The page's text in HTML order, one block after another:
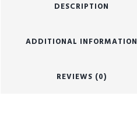
DESCRIPTION
ADDITIONAL INFORMATION
REVIEWS (0)